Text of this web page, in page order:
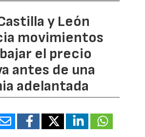
y León
movimientos
el precio
antes de una
adelantada